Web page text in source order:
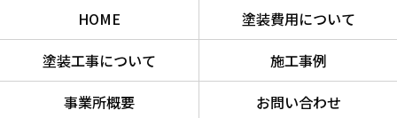
HOME
塗装費用について
塗装工事について
施工事例
事業所概要
お問い合わせ